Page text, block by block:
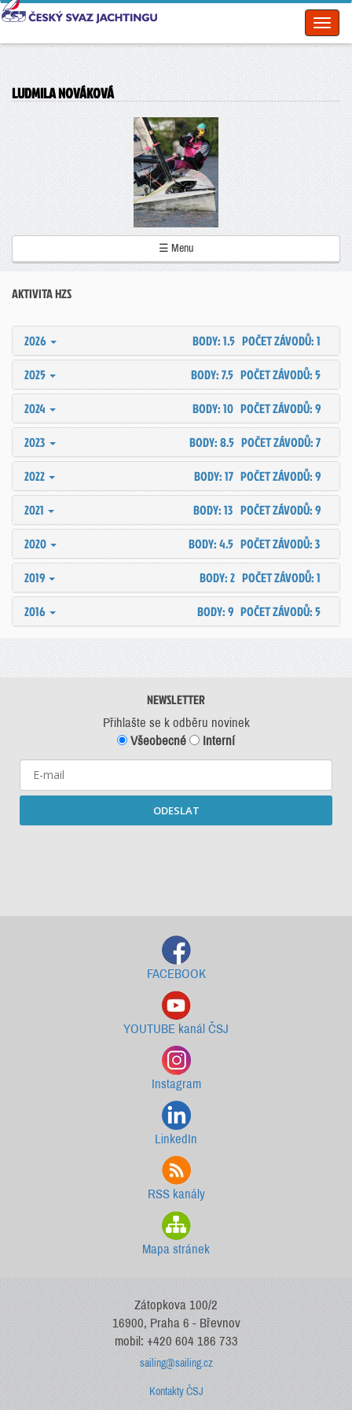
LUDMILA NOVÁKOVÁ
☰ Menu
AKTIVITA HZS
2026 POČET ZÁVODŮ: 1
BODY: 1.5
2025
POČET ZÁVODŮ: 5
BODY: 7.5
2024
POČET ZÁVODŮ: 9
BODY: 10
2023
POČET ZÁVODŮ: 7
BODY: 8.5
2022
POČET ZÁVODŮ: 9
BODY: 17
2021
POČET ZÁVODŮ: 9
BODY: 13
2020
POČET ZÁVODŮ: 3
BODY: 4.5
2019
POČET ZÁVODŮ: 1
BODY: 2
2016
POČET ZÁVODŮ: 5
BODY: 9
NEWSLETTER
Přihlašte se k odběru novinek
Všeobecné
Interní
ODESLAT
FACEBOOK
YOUTUBE kanál ČSJ
Instagram
LinkedIn
RSS kanály
Mapa stránek
Zátopkova 100/2
16900, Praha 6 - Břevnov
mobil: +420 604 186 733
sailing@sailing.cz
Kontakty ČSJ